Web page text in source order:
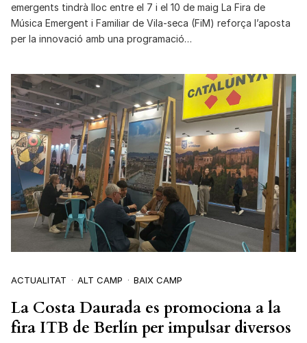
emergents tindrà lloc entre el 7 i el 10 de maig La Fira de
Música Emergent i Familiar de Vila-seca (FiM) reforça l’aposta
per la innovació amb una programació…
ACTUALITAT ALT CAMP BAIX CAMP
La Costa Daurada es promociona a la
fira ITB de Berlín per impulsar diversos